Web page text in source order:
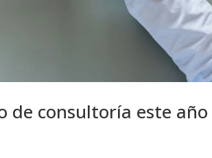
de consultoría este año